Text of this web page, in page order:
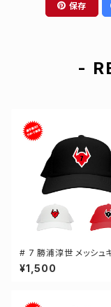
保存
-
# 7 勝浦淳世 メッシュ
選手還元 3カラー
¥1,500